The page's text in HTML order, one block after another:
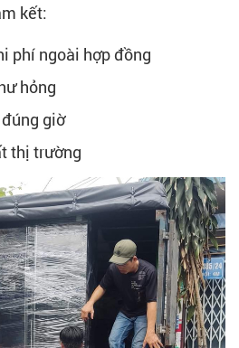
kết:
phí ngoài hợp đồng
hỏng
giờ
thị trường